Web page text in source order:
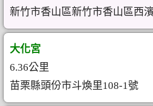
新竹市香山區新竹市香山區西
大化宮
6.36公里
苗栗縣頭份市斗煥里108-1號